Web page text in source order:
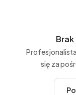
się za